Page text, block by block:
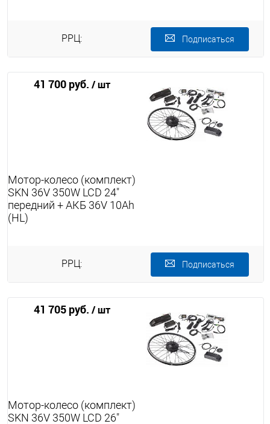
РРЦ:
41 700 руб. / шт
Подписаться
Мотор-колесо (комплект)
SKN 36V 350W LCD 24"
передний + АКБ 36V 10Ah
(HL)
РРЦ:
41 705 руб. / шт
Подписаться
Мотор-колесо (комплект)
SKN 36V 350W LCD 26"